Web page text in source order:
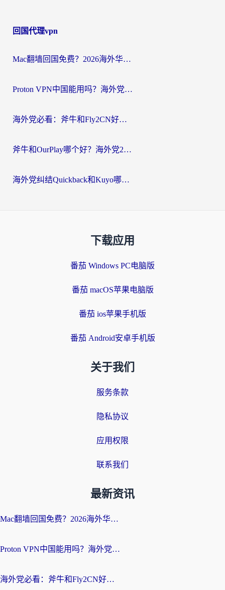
回国代理vpn
Mac翻墙回国免费？2026海外华人亲测：从CCTV5直播到国内APP，这样选加速器才靠谱
Proton VPN中国能用吗？海外党选回国加速器的避坑指南（附番茄加速器实测）
海外党必看：斧牛和Fly2CN好用吗？3招教你选对回国加速器（附免费试用攻略）
斧牛和OurPlay哪个好？海外党2026亲测：选对加速器，国内资源秒加载
海外党纠结Quickback和Kuyo哪个好？选对回国加速器才能无缝刷国内资源
下载应用
番茄 Windows PC电脑版
番茄 macOS苹果电脑版
番茄 ios苹果手机版
番茄 Android安卓手机版
关于我们
服务条款
隐私协议
应用权限
联系我们
最新资讯
Mac翻墙回国免费？2026海外华人亲测：从CCTV5直播到国内APP，这样选加速器才靠谱
Proton VPN中国能用吗？海外党选回国加速器的避坑指南（附番茄加速器实测）
海外党必看：斧牛和Fly2CN好用吗？3招教你选对回国加速器（附免费试用攻略）